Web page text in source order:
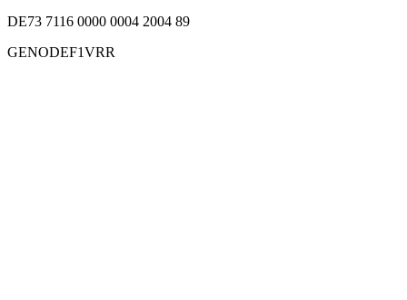
DE73 7116 0000 0004 2004 89
GENODEF1VRR